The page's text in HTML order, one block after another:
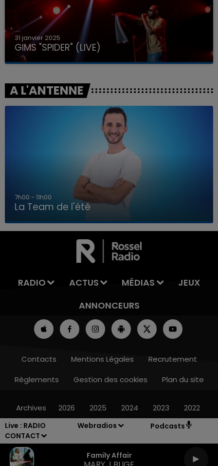
Live : RADIO
CONTACT
Webradios Podcasts
Family Affair
LA TEAM DE L'ÉTÉ
31 janvier 2025
GIMS "SPIDER" (LIVE)
A L'ANTENNE
7h00 - 11h00
La Team de l'été
RADIO ACTUS MÉDIAS
JEUX
ANNONCEURS
Contacts Mentions Légales
Recrutement
Règlements
Gestion des cookies Plan du site
Archives 2026 2025 2024 2023 2022